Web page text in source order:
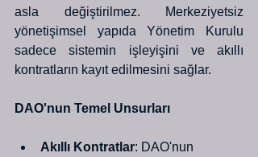
asla değiştirilmez. Merkeziyetsiz
yönetişimsel yapıda Yönetim Kurulu
sadece sistemin işleyişini ve akıllı
kontratların kayıt edilmesini sağlar.
DAO'nun Temel Unsurları
Akıllı Kontratlar: DAO'nun